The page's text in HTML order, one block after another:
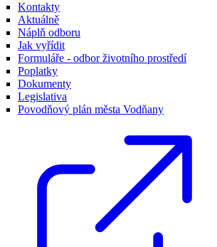
Kontakty
Aktuálně
Náplň odboru
Jak vyřídit
Formuláře - odbor životního prostředí
Poplatky
Dokumenty
Legislativa
Povodňový plán města Vodňany